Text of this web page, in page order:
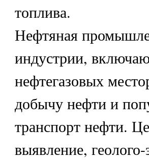
топлива.
Нефтяная
индустрии,
нефтегазовых
добычу нефти и
транспорт нефти.
выявление,